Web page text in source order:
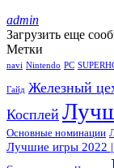
admin
Загрузить еще
Метки
navi Nintendo PC
Гайд Железный
Косплей
Основные номинации
Лучшие игры 2022